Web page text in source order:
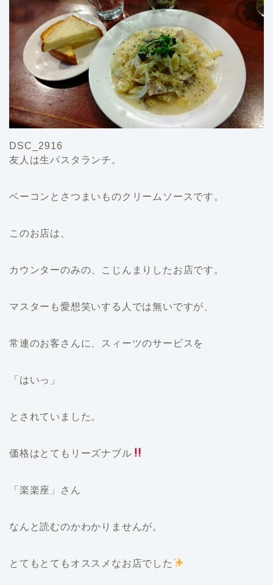
DSC_2916
友人は生パスタランチ。
ベーコンとさつまいものクリームソースです。
このお店は、
カウンターのみの、こじんまりしたお店です。
マスターも愛想笑いする人では無いですが、
常連のお客さんに、スィーツのサービスを
「はいっ」
とされていました。
価格はとてもリーズナブル
「楽楽座」さん
なんと読むのかわかりませんが。
とてもとてもオススメなお店でした